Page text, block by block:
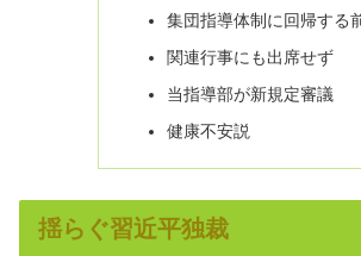
集団指導体制に回帰する
関連行事にも出席せず
当指導部が新規定審議
健康不安説
揺らぐ習近平独裁